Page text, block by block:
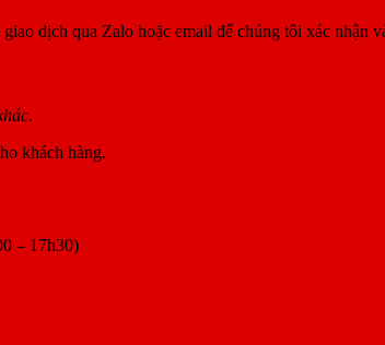
dịch qua Zalo hoặc email để chúng tôi xác nhận
khách hàng.
– 17h30)